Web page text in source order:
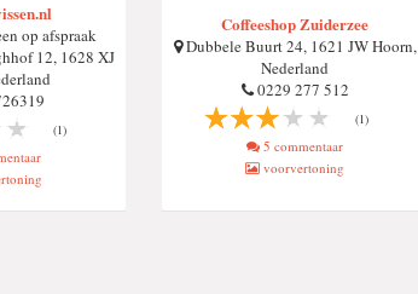
op afspraak
12, 1628 XJ
(1)
Coffeeshop Zuiderzee
Dubbele Buurt 24, 1621 JW Hoorn,
Nederland
0229 277 512
(1)
5 commentaar
voorvertoning